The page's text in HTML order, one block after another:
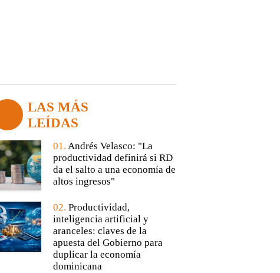
LAS MÁS
LEÍDAS
01. Andrés Velasco: "La
productividad definirá si RD
da el salto a una economía de
altos ingresos"
02. Productividad,
inteligencia artificial y
aranceles: claves de la
apuesta del Gobierno para
duplicar la economía
dominicana